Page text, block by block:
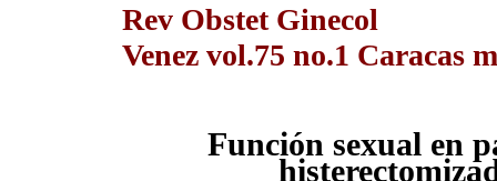
Rev Obstet Ginecol
Venez vol.75 no.1 Caracas
Función sexual en